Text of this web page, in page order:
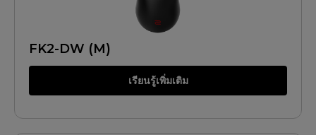
FK2-DW (M)
เรียนรู้เพิ่มเติม